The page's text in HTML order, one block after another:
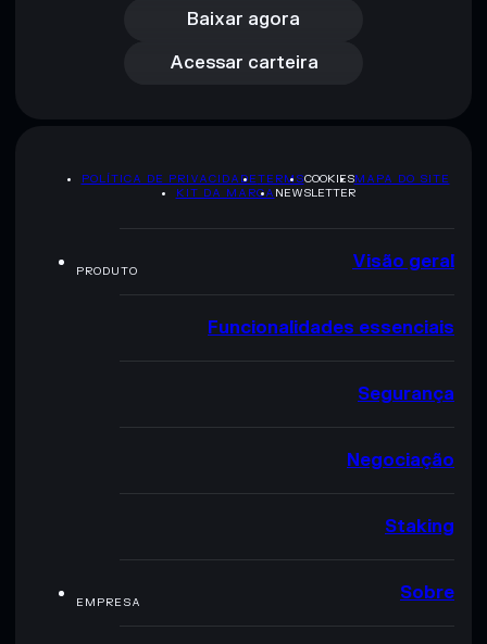
Baixar agora
Acessar carteira
Acessar carteira
POLÍTICA DE PRIVACIDADETERMSCOOKIESMAPA DO SITE
KIT DA MARCA NEWSLETTER
PRODUTO Visão geral
Funcionalidades essenciais
Segurança
Negociação
Staking
EMPRESA Sobre